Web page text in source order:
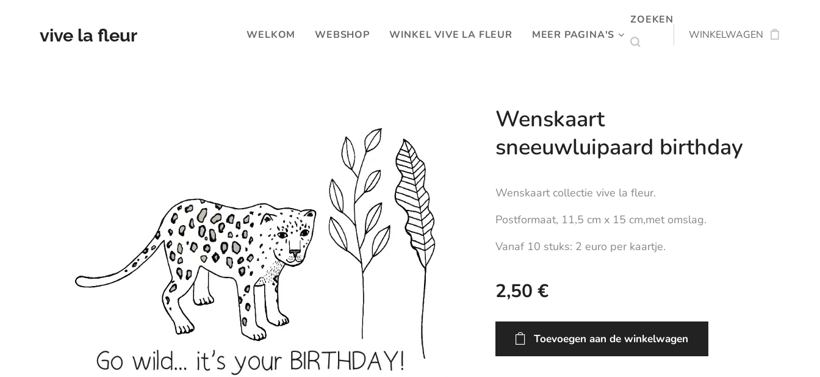
vive la fleur WELKOM WEBSHOP WINKEL VIVE LA FLEUR MEER PAGINA'S
ZOEKEN
WINKELWAGEN
Wenskaart
sneeuwluipaard birthday
Wenskaart collectie vive la fleur.
Postformaat, 11,5 cm x 15 cm,met omslag.
Vanaf 10 stuks: 2 euro per kaartje.
2,50 €
Toevoegen aan de winkelwagen